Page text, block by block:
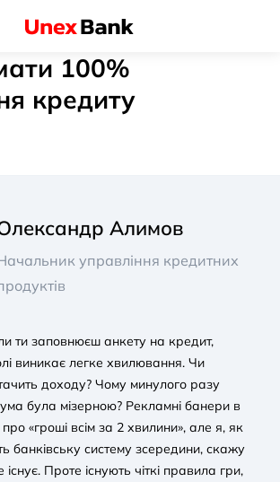
100%
кредиту
Алимов
управління кредитних
ти заповнюєш анкету на кредит,
виникає легке хвилювання. Чи
доходу? Чому минулого разу
була мізерною? Рекламні банери в
про «гроші всім за 2 хвилини», але я, як
банківську систему зсередини, скажу
існує. Проте існують чіткі правила гри,